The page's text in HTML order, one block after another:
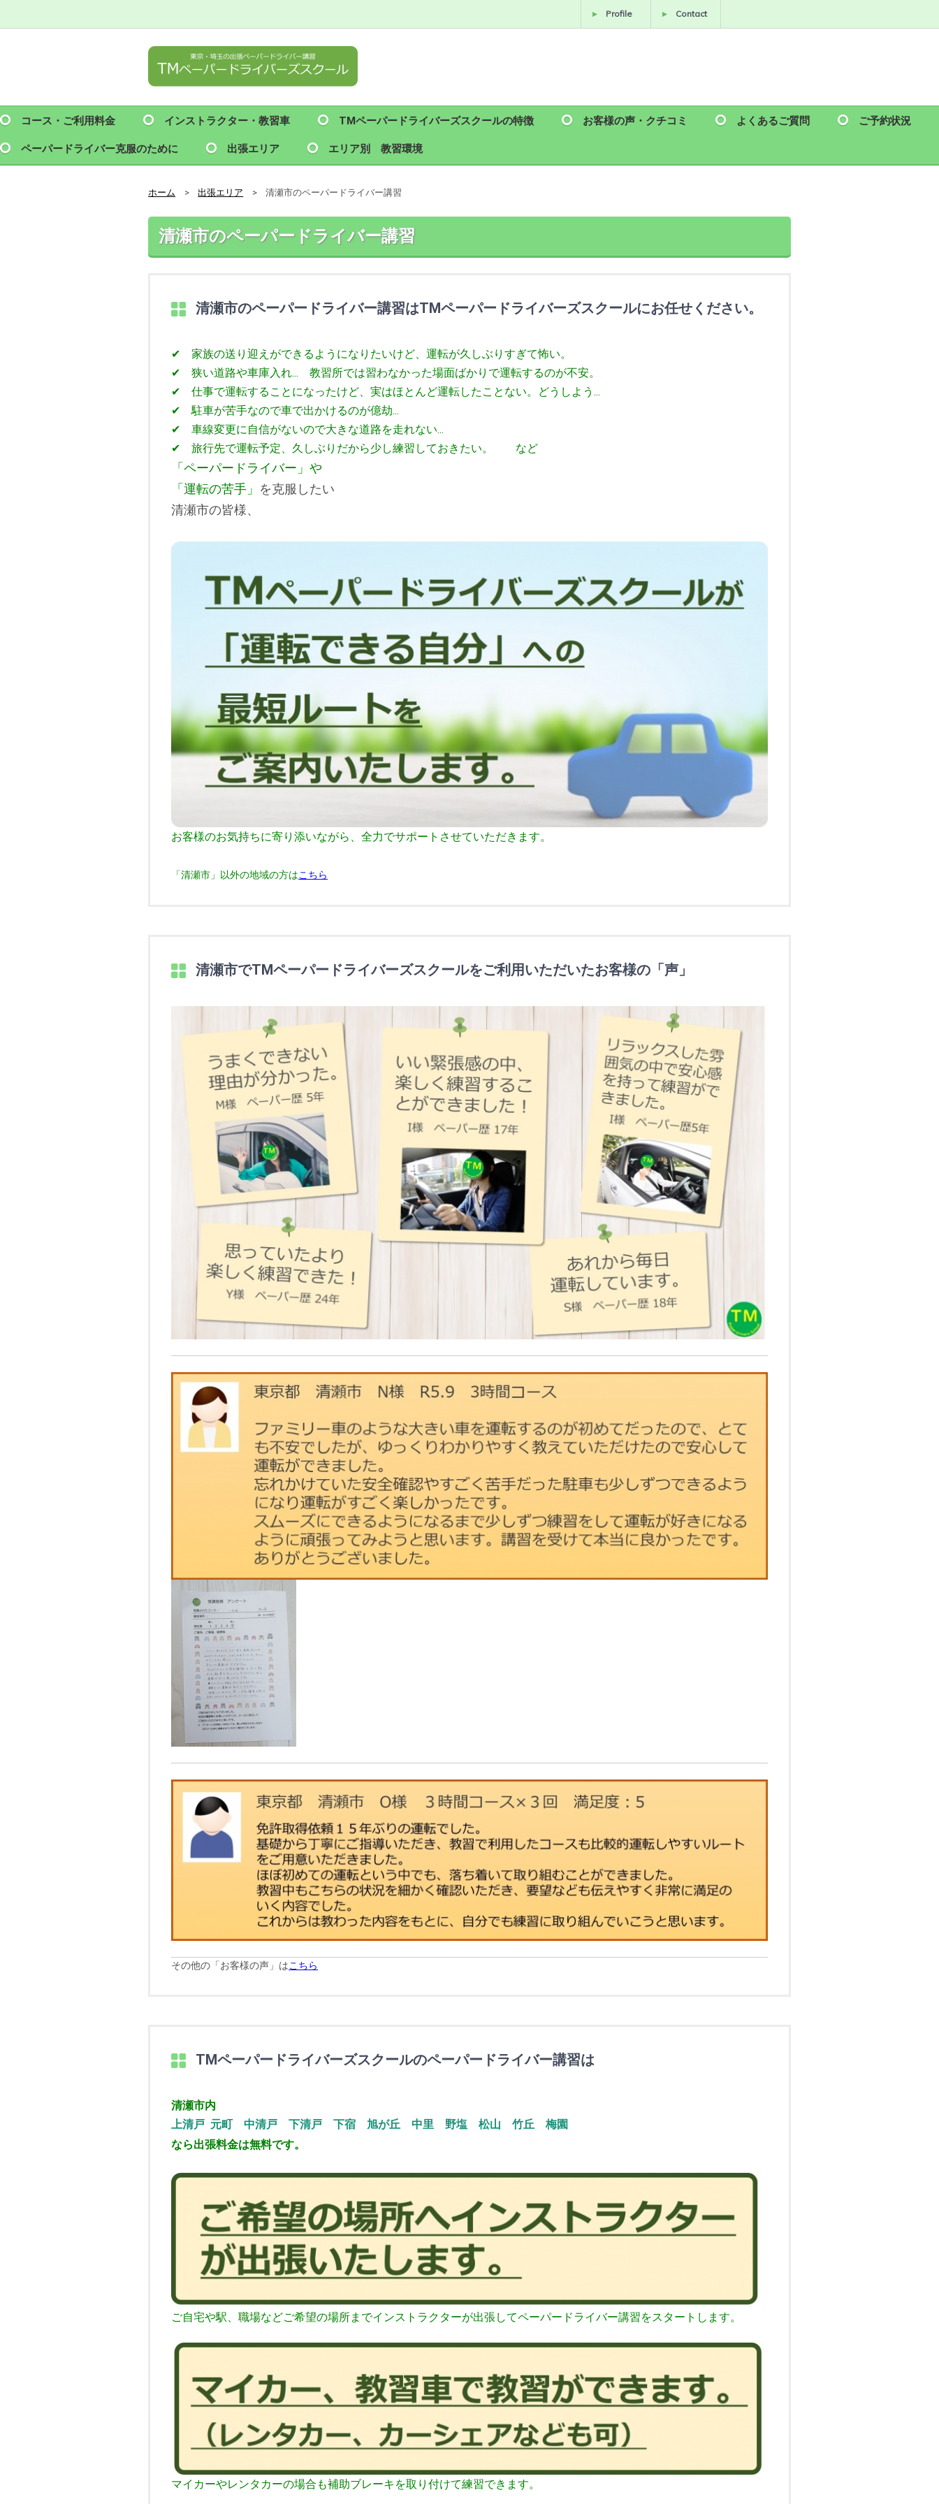
Profile Contact
コース・ご利用料金 インストラクター・教習車 TMペーパードライバーズスクールの特徴 お客様の声・クチコミ よくあるご質問 ご予約状況
ペーパードライバー克服のために 出張エリア エリア別 教習環境
ホーム 出張エリア 清瀬市のペーパードライバー講習
清瀬市のペーパードライバー講習
清瀬市のペーパードライバー講習はTMペーパードライバーズスクールにお任せください。
✔ 家族の送り迎えができるようになりたいけど、運転が久しぶりすぎて怖い。
✔ 狭い道路や車庫入れ... 教習所では習わなかった場面ばかりで運転するのが不安。
✔ 仕事で運転することになったけど、実はほとんど運転したことない。どうしよう...
✔ 駐車が苦手なので車で出かけるのが億劫...
✔ 車線変更に自信がないので大きな道路を走れない...
✔ 旅行先で運転予定、久しぶりだから少し練習しておきたい。 など
「ペーパードライバー」や
「運転の苦手」 を克服したい
清瀬市の皆様、
お客様のお気持ちに寄り添いながら、全力でサポートさせていただきます。
「清瀬市」以外の地域の方はこちら
清瀬市でTMペーパードライバーズスクールをご利用いただいたお客様の「声」
その他の「お客様の声」はこちら
TMペーパードライバーズスクールのペーパードライバー講習は
清瀬市内
上清戸 元町 中清戸 下清戸 下宿 旭が丘 中里 野塩 松山 竹丘 梅園
なら出張料金は無料です。
ご自宅や駅、職場などご希望の場所までインストラクターが出張してペーパードライバー講習をスタートします。
マイカーやレンタカーの場合も補助ブレーキを取り付けて練習できます。